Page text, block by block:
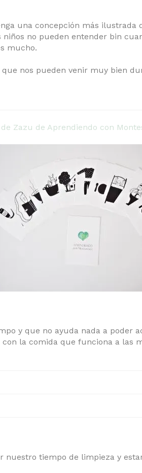
una concepción más ilustrada
no pueden entender bin
mucho.
nos pueden venir muy bien
Zazu de Aprendiendo con
y que no ayuda nada a poder
la comida que funciona a las
nuestro tiempo de limpieza y